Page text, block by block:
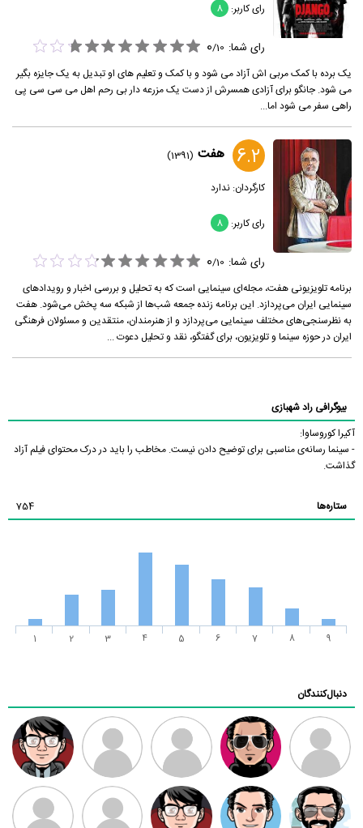
رای کاربر: 8
رای شما: 0/10
یک برده با کمک مربی اش آزاد می شود و با کمک و تعلیم های او تبدیل به یک جایزه بگیر
می شود. جانگو برای آزادی همسرش از دست یک مزرعه دار بی رحم اهل می سی سی پی
راهی سفر می شود اما...
6.2 هفت (1391)
کارگردان:ندارد
رای کاربر: 8
رای شما: 0/10
برنامه تلویزیونی هفت، مجله‌ای سینمایی است که به تحلیل و بررسی اخبار و رویدادهای
سینمایی ایران می‌پردازد. این برنامه زنده جمعه شب‌ها از شبکه سه پخش می‌شود. هفت
به نظرسنجی‌های مختلف سینمایی می‌پردازد و از هنرمندان، منتقدین و مسئولان فرهنگی
ایران در حوزه سینما و تلویزیون، برای گفتگو، نقد و تحلیل دعوت ...
بیوگرافی راد شهبازی
آکیرا کوروساوا:
- سینما رسانه‌ی مناسبی برای توضیح دادن نیست. مخاطب را باید در درک محتوای فیلم آزاد
گذاشت.
ستاره‌ها 754
1 2 3 4 5 6 7 8 9
دنبال‌کنندگان
ممدرضا رضا کاظمی زهرا ~ ابتین
سید محمد
موسوی